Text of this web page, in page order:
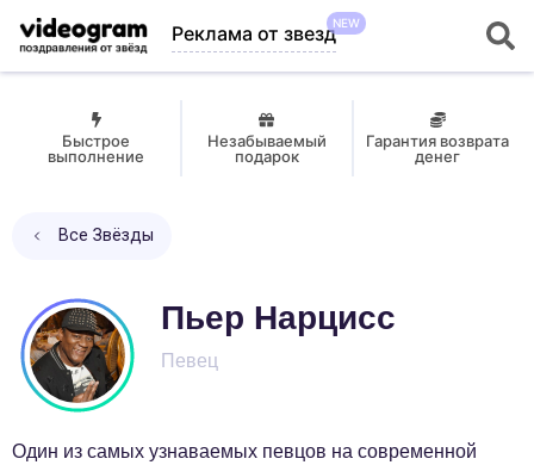
Реклама от звездNEW
Быстрое
выполнение
Незабываемый
подарок
Гарантия возврата
денег
Все Звёзды
Пьер Нарцисс
Певец
Один из самых узнаваемых певцов на современной